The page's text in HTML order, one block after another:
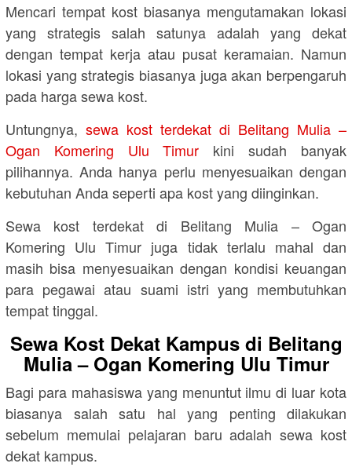
Mencari tempat kost biasanya mengutamakan lokasi
yang strategis salah satunya adalah yang dekat
dengan tempat kerja atau pusat keramaian. Namun
lokasi yang strategis biasanya juga akan berpengaruh
pada harga sewa kost.
Untungnya, sewa kost terdekat di Belitang Mulia –
Ogan Komering Ulu Timur kini sudah banyak
pilihannya. Anda hanya perlu menyesuaikan dengan
kebutuhan Anda seperti apa kost yang diinginkan.
Sewa kost terdekat di Belitang Mulia – Ogan
Komering Ulu Timur juga tidak terlalu mahal dan
masih bisa menyesuaikan dengan kondisi keuangan
para pegawai atau suami istri yang membutuhkan
tempat tinggal.
Sewa Kost Dekat Kampus di Belitang
Mulia – Ogan Komering Ulu Timur
Bagi para mahasiswa yang menuntut ilmu di luar kota
biasanya salah satu hal yang penting dilakukan
sebelum memulai pelajaran baru adalah sewa kost
dekat kampus.